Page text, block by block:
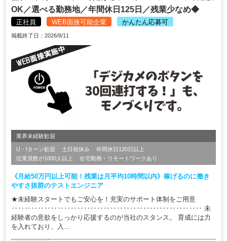
OK／選べる勤務地／年間休日125日／残業少なめ◆
正社員 WEB面接可能企業 かんたん応募可
掲載終了日：2026/8/11
業界未経験歓迎
U・Iターン歓迎 土日祝休み
年間休日120日以上
従業員数が1000人以上
在宅勤務・リモートワークあり
《月給50万円以上可能！残業は月平均10時間以内》稼げるのに働き
やすさ抜群のテストエンジニア
★未経験スタートでもご安心を！充実のサポート体制をご用意
‥‥‥‥‥‥‥‥‥‥‥‥‥‥‥‥‥‥‥‥‥‥‥‥‥‥‥‥‥ 未
経験者の意欲をしっかり応援するのが当社のスタンス。 育成には力
を入れており、入...